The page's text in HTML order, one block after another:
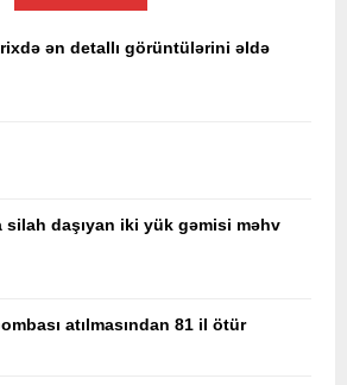
ən detallı görüntülərini əldə
silah daşıyan iki yük gəmisi məhv
atılmasından 81 il ötür